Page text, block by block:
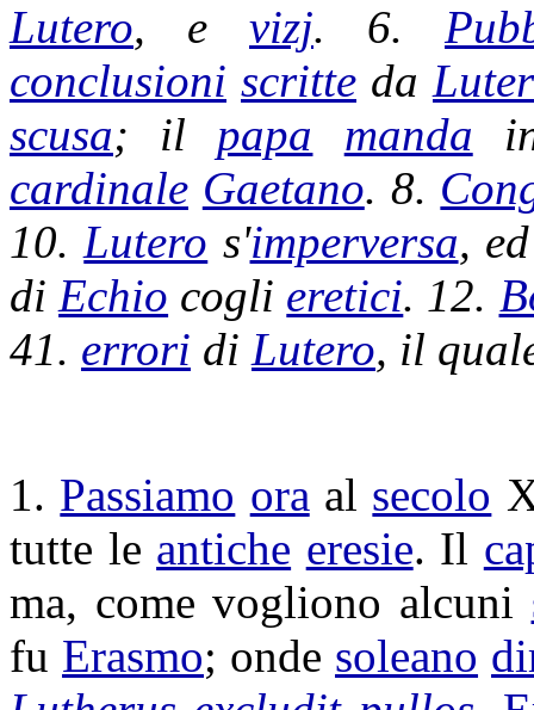
Lutero, evizj. 6.
conclusioni scritte da
scusa; il papa manda
cardinale Gaetano. 8.
10.Lutero s'imperversa,
diEchio cogli eretici. 12.
41. errori di Lutero, il
1. Passiamo ora al secolo
tutte le antiche eresie. Il
ma, come vogliono alcuni
fu Erasmo; onde soleano